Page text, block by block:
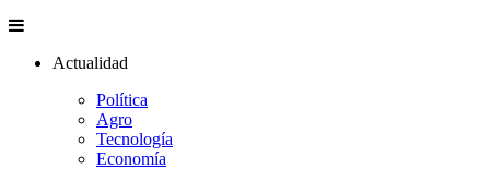
Actualidad
Política
Agro
Tecnología
Economía